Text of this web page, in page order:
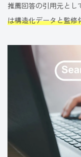
推薦回答の引用元とし
は構造化データと監修